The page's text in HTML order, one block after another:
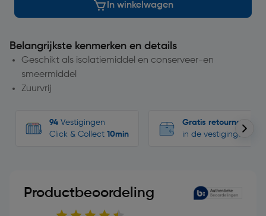
In winkelwagen
Belangrijkste kenmerken en details
Geschikt als isolatiemiddel en conserveer-en
smeermiddel
Zuurvrij
94 Vestigingen
Click & Collect 10min
Gratis retourneren
in de vestigingen
Productbeoordeling